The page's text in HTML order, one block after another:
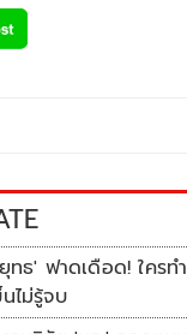
ทธ' ฟาดเดือด! ใคร
ไม่รู้จบ